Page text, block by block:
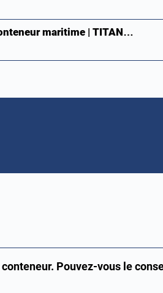
maritime | TITAN…
Pouvez-vous le